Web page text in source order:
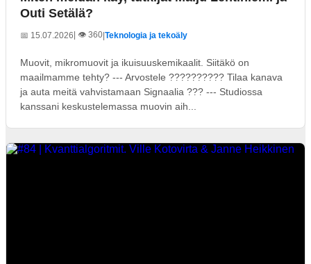
Outi Setälä?
📅 15.07.2026| 👁️ 360 Teknologia ja tekoäly
Muovit, mikromuovit ja ikuisuuskemikaalit. Siitäkö on
maailmamme tehty? --- Arvostele ?????????? Tilaa kanava
ja auta meitä vahvistamaan Signaalia ??? --- Studiossa
kanssani keskustelemassa muovin aih...